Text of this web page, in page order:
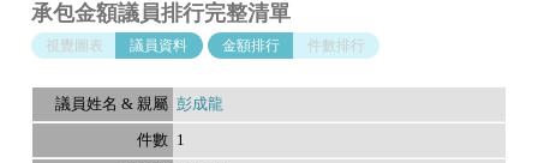
承包金額議員排行完整清單
視覺圖表 議員資料 金額排行 件數排行
彭成龍
1